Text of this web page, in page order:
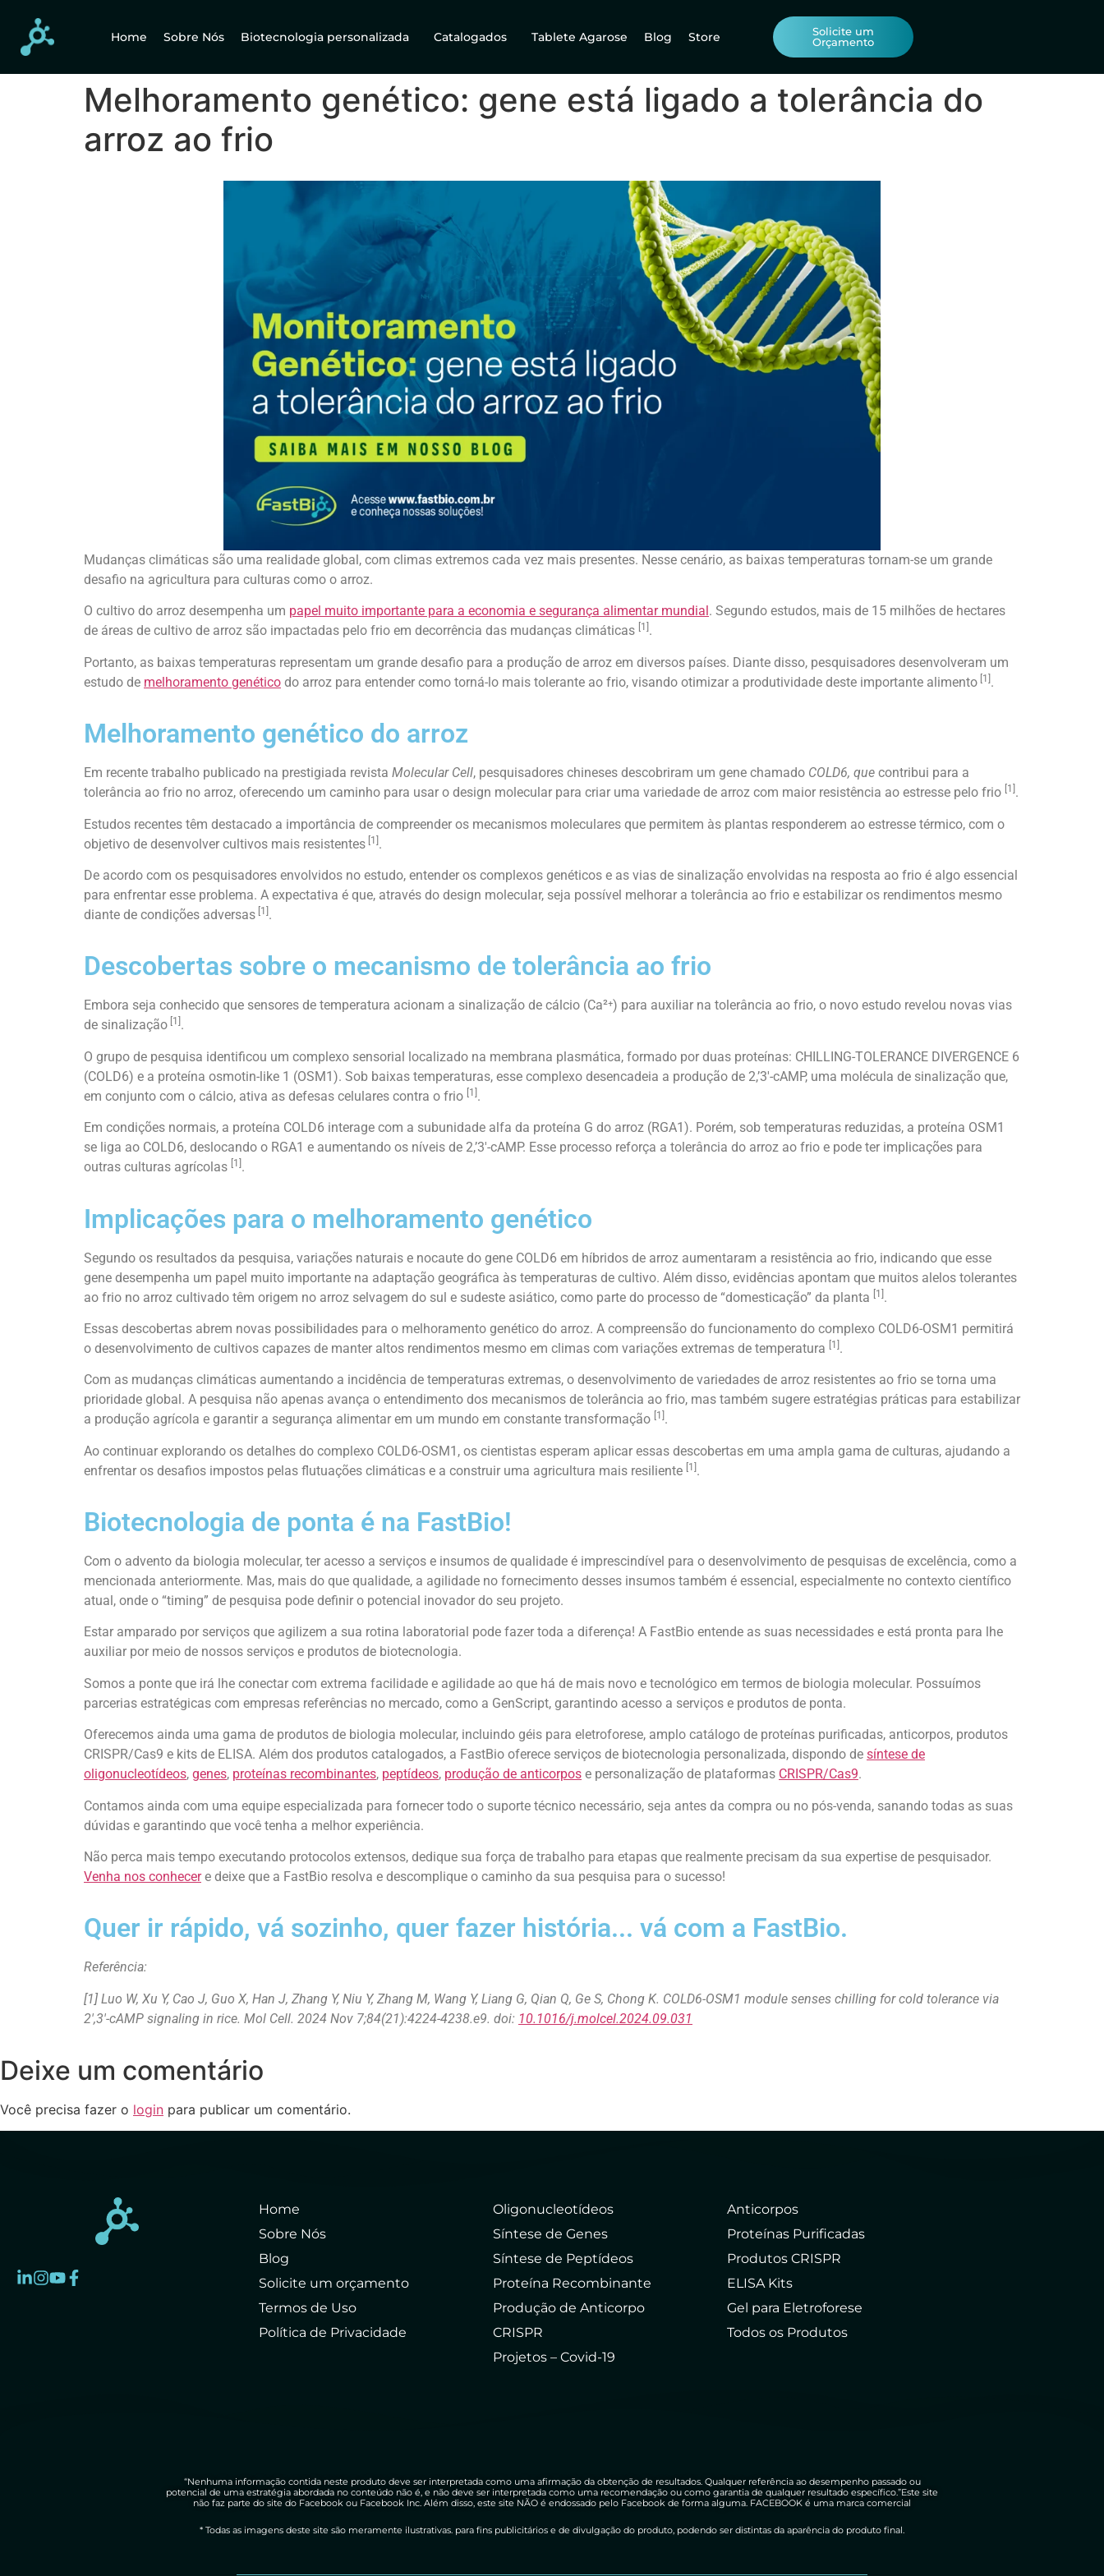
Home Sobre Nós Biotecnologia personalizada Catalogados Tablete Agarose Blog Store
Solicite um
Orçamento
Melhoramento genético: gene está ligado a tolerância do
arroz ao frio
Mudanças climáticas são uma realidade global, com climas extremos cada vez mais presentes. Nesse cenário, as baixas temperaturas tornam-se um grande
desafio na agricultura para culturas como o arroz.
O cultivo do arroz desempenha um papel muito importante para a economia e segurança alimentar mundial . Segundo estudos, mais de 15 milhões de hectares
de áreas de cultivo de arroz são impactadas pelo frio em decorrência das mudanças climáticas [1] .
Portanto, as baixas temperaturas representam um grande desafio para a produção de arroz em diversos países. Diante disso, pesquisadores desenvolveram um
estudo de melhoramento genético do arroz para entender como torná-lo mais tolerante ao frio, visando otimizar a produtividade deste importante alimento [1] .
Melhoramento genético do arroz
Em recente trabalho publicado na prestigiada revista Molecular Cell, pesquisadores chineses descobriram um gene chamado COLD6, que contribui para a
tolerância ao frio no arroz, oferecendo um caminho para usar o design molecular para criar uma variedade de arroz com maior resistência ao estresse pelo frio [1] .
Estudos recentes têm destacado a importância de compreender os mecanismos moleculares que permitem às plantas responderem ao estresse térmico, com o
objetivo de desenvolver cultivos mais resistentes [1] .
De acordo com os pesquisadores envolvidos no estudo, entender os complexos genéticos e as vias de sinalização envolvidas na resposta ao frio é algo essencial
para enfrentar esse problema. A expectativa é que, através do design molecular, seja possível melhorar a tolerância ao frio e estabilizar os rendimentos mesmo
diante de condições adversas [1] .
Descobertas sobre o mecanismo de tolerância ao frio
Embora seja conhecido que sensores de temperatura acionam a sinalização de cálcio (Ca²⁺) para auxiliar na tolerância ao frio, o novo estudo revelou novas vias
de sinalização [1] .
O grupo de pesquisa identificou um complexo sensorial localizado na membrana plasmática, formado por duas proteínas: CHILLING-TOLERANCE DIVERGENCE 6
(COLD6) e a proteína osmotin-like 1 (OSM1). Sob baixas temperaturas, esse complexo desencadeia a produção de 2,’3′-cAMP, uma molécula de sinalização que,
em conjunto com o cálcio, ativa as defesas celulares contra o frio [1] .
Em condições normais, a proteína COLD6 interage com a subunidade alfa da proteína G do arroz (RGA1). Porém, sob temperaturas reduzidas, a proteína OSM1
se liga ao COLD6, deslocando o RGA1 e aumentando os níveis de 2,’3′-cAMP. Esse processo reforça a tolerância do arroz ao frio e pode ter implicações para
outras culturas agrícolas [1] .
Implicações para o melhoramento genético
Segundo os resultados da pesquisa, variações naturais e nocaute do gene COLD6 em híbridos de arroz aumentaram a resistência ao frio, indicando que esse
gene desempenha um papel muito importante na adaptação geográfica às temperaturas de cultivo. Além disso, evidências apontam que muitos alelos tolerantes
ao frio no arroz cultivado têm origem no arroz selvagem do sul e sudeste asiático, como parte do processo de “domesticação” da planta [1] .
Essas descobertas abrem novas possibilidades para o melhoramento genético do arroz. A compreensão do funcionamento do complexo COLD6-OSM1 permitirá
o desenvolvimento de cultivos capazes de manter altos rendimentos mesmo em climas com variações extremas de temperatura
[1] .
Com as mudanças climáticas aumentando a incidência de temperaturas extremas, o desenvolvimento de variedades de arroz resistentes ao frio se torna uma
prioridade global. A pesquisa não apenas avança o entendimento dos mecanismos de tolerância ao frio, mas também sugere estratégias práticas para estabilizar
a produção agrícola e garantir a segurança alimentar em um mundo em constante transformação [1] .
Ao continuar explorando os detalhes do complexo COLD6-OSM1, os cientistas esperam aplicar essas descobertas em uma ampla gama de culturas, ajudando a
enfrentar os desafios impostos pelas flutuações climáticas e a construir uma agricultura mais resiliente [1] .
Biotecnologia de ponta é na FastBio!
Com o advento da biologia molecular, ter acesso a serviços e insumos de qualidade é imprescindível para o desenvolvimento de pesquisas de excelência, como a
mencionada anteriormente. Mas, mais do que qualidade, a agilidade no fornecimento desses insumos também é essencial, especialmente no contexto científico
atual, onde o “timing” de pesquisa pode definir o potencial inovador do seu projeto.
Estar amparado por serviços que agilizem a sua rotina laboratorial pode fazer toda a diferença! A FastBio entende as suas necessidades e está pronta para lhe
auxiliar por meio de nossos serviços e produtos de biotecnologia.
Somos a ponte que irá lhe conectar com extrema facilidade e agilidade ao que há de mais novo e tecnológico em termos de biologia molecular. Possuímos
parcerias estratégicas com empresas referências no mercado, como a GenScript, garantindo acesso a serviços e produtos de ponta.
Oferecemos ainda uma gama de produtos de biologia molecular, incluindo géis para eletroforese, amplo catálogo de proteínas purificadas, anticorpos, produtos
CRISPR/Cas9 e kits de ELISA. Além dos produtos catalogados, a FastBio oferece serviços de biotecnologia personalizada, dispondo de síntese de
oligonucleotídeos, genes, proteínas recombinantes, peptídeos, produção de anticorpos e personalização de plataformas CRISPR/Cas9.
Contamos ainda com uma equipe especializada para fornecer todo o suporte técnico necessário, seja antes da compra ou no pós-venda, sanando todas as suas
dúvidas e garantindo que você tenha a melhor experiência.
Não perca mais tempo executando protocolos extensos, dedique sua força de trabalho para etapas que realmente precisam da sua expertise de pesquisador.
Venha nos conhecere deixe que a FastBio resolva e descomplique o caminho da sua pesquisa para o sucesso!
Quer ir rápido, vá sozinho, quer fazer história... vá com a FastBio.
Referência:
[1] Luo W, Xu Y, Cao J, Guo X, Han J, Zhang Y, Niu Y, Zhang M, Wang Y, Liang G, Qian Q, Ge S, Chong K. COLD6-OSM1 module senses chilling for cold tolerance via
2′,3′-cAMP signaling in rice. Mol Cell. 2024 Nov 7;84(21):4224-4238.e9. doi: 10.1016/j.molcel.2024.09.031
Deixe um comentário
Você precisa fazer o login para publicar um comentário.
Home
Sobre Nós
Blog
Solicite um orçamento
Termos de Uso
Política de Privacidade
Oligonucleotídeos
Síntese de Genes
Síntese de Peptídeos
Proteína Recombinante
Produção de Anticorpo
CRISPR
Projetos – Covid-19
Anticorpos
Proteínas Purificadas
Produtos CRISPR
ELISA Kits
Gel para Eletroforese
Todos os Produtos
“Nenhuma informação contida neste produto deve ser interpretada como uma afirmação da obtenção de resultados. Qualquer referência ao desempenho passado ou
potencial de uma estratégia abordada no conteúdo não é, e não deve ser interpretada como uma recomendação ou como garantia de qualquer resultado específico.”Este site
não faz parte do site do Facebook ou Facebook Inc. Além disso, este site NÃO é endossado pelo Facebook de forma alguma. FACEBOOK é uma marca comercial
* Todas as imagens deste site são meramente ilustrativas. para fins publicitários e de divulgação do produto, podendo ser distintas da aparência do produto final.